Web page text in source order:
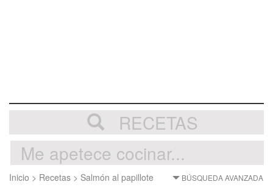
RECETAS
Inicio > Recetas > Salmón al papillote BÚSQUEDA AVANZADA